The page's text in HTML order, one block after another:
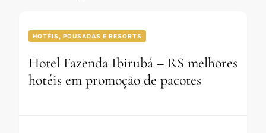
HOTÉIS, POUSADAS E RESORTS
Hotel Fazenda Ibirubá – RS melhores
hotéis em promoção de pacotes